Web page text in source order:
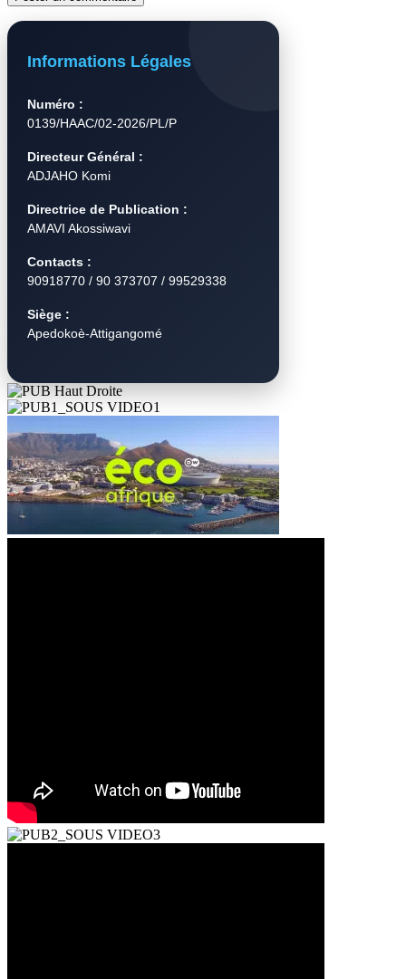
Informations Légales
Numéro :
0139/HAAC/02-2026/PL/P
Directeur Général :
ADJAHO Komi
Directrice de Publication :
AMAVI Akossiwavi
Contacts :
90918770 / 90 373707 / 99529338
Siège :
Apedokoè-Attigangomé